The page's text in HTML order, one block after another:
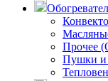
Прочее
Пушки и